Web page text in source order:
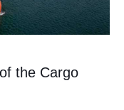
the Cargo